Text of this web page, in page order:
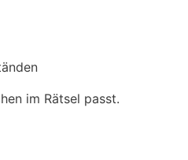
im Rätsel passt.